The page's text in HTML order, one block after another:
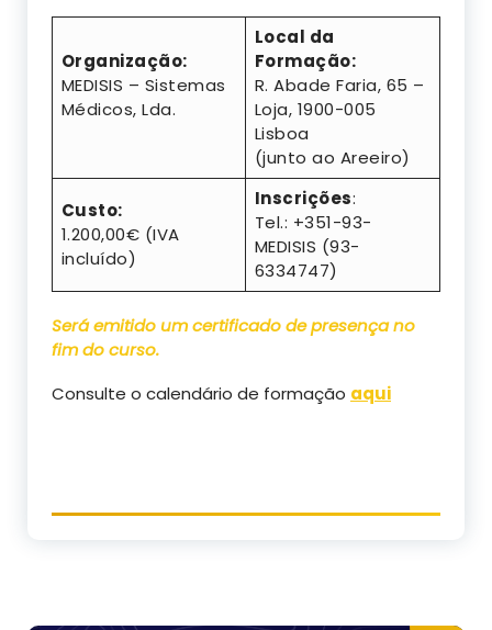
Organização:
MEDISIS – Sistemas
Médicos, Lda.
Local da
Formação:
R. Abade Faria, 65 –
Loja, 1900-005
Lisboa
(junto ao Areeiro)
Custo:
1.200,00€ (IVA
incluído)
Inscrições:
Tel.: +351-93-
MEDISIS (93-
6334747)
Será emitido um certificado de presença no
fim do curso.
Consulte o calendário de formação aqui